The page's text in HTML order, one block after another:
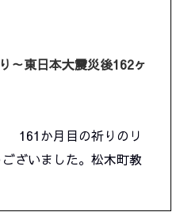
～東日本大震災後162ヶ
祈りのリ
ざいました。松木町教